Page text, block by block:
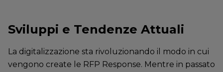
Sviluppi e Tendenze Attuali
La digitalizzazione sta rivoluzionando il modo in cui
vengono create le RFP Response. Mentre in passato